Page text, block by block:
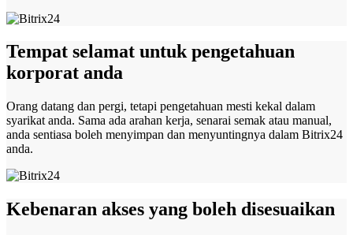
Tempat selamat untuk pengetahuan
korporat anda
Orang datang dan pergi, tetapi pengetahuan mesti kekal dalam
syarikat anda. Sama ada arahan kerja, senarai semak atau manual,
anda sentiasa boleh menyimpan dan menyuntingnya dalam Bitrix24
anda.
Kebenaran akses yang boleh disesuaikan